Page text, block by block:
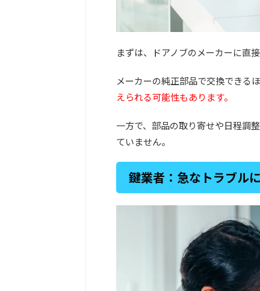
まずは、ドアノブのメーカーに直
メーカーの純正部品で交換できるほ
えられる可能性もあります。
一方で、部品の取り寄せや日程調
ていません。
鍵業者：急なトラブル